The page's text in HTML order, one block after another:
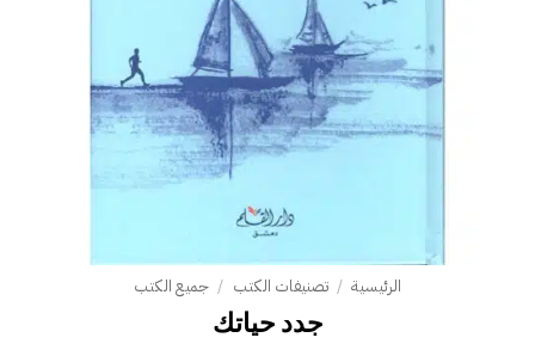
الرئيسية / تصنيفات الكتب / جميع الكتب
جدد حياتك